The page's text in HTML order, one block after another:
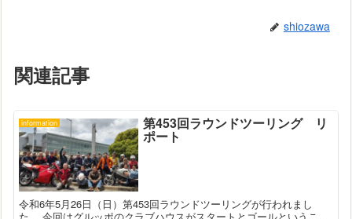
shiozawa
関連記事
information 第453回ラウンドツーリング リ
ポート
令和6年5月26日（日）第453回ラウンドツーリングが行われまし